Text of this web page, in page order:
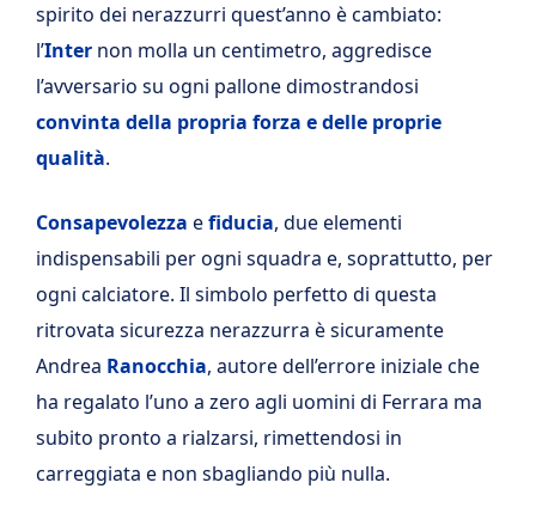
spirito dei nerazzurri quest’anno è cambiato:
l’Inter non molla un centimetro, aggredisce
l’avversario su ogni pallone dimostrandosi
convinta della propria forza e delle proprie
qualità.
Consapevolezza efiducia, due elementi
indispensabili per ogni squadra e, soprattutto, per
ogni calciatore. Il simbolo perfetto di questa
ritrovata sicurezza nerazzurra è sicuramente
Andrea Ranocchia, autore dell’errore iniziale che
ha regalato l’uno a zero agli uomini di Ferrara ma
subito pronto a rialzarsi, rimettendosi in
carreggiata e non sbagliando più nulla.